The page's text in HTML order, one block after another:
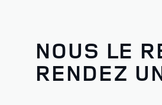
NOUS LE
RENDEZ